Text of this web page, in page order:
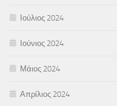
Ιούλιος 2024
Ιούνιος 2024
Μάιος 2024
Απρίλιος 2024